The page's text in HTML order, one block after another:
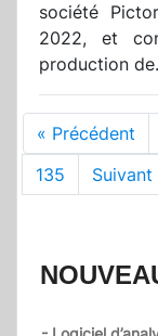
société
2022, et
production
« Précédent
135
Suivant